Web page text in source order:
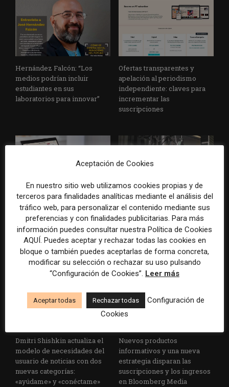
Hernández Falcón: “Los
medios podrían incluir
estudiantes en sus
laboratorios para innovar”
Ofertas transparentes y
apelación al periodismo
independiente: claves para
incrementar las
suscripciones
Claves para adaptar la
estrategia de suscripciones a
una coyuntura de
inestabilidad económica
Una encuesta desvela las
principales causas que
demoran la transformación
digital en medios de
Iberoamérica
Dmitri Shishkin actualiza el
modelo de necesidades del
usuario de noticias con dos
nuevas categorías:
«ayúdame» y «conéctame»
Nuevos productos
informativos y una nueva
estrategia disparan las
suscripciones y los ingresos
en Bloomberg Media
Aceptación de Cookies
En nuestro sitio web utilizamos cookies propias y de
terceros para finalidades analíticas mediante el análisis del
tráfico web, para personalizar el contenido mediante sus
preferencias y con finalidades publicitarias. Para más
información puedes consultar nuestra Política de Cookies
AQUÍ. Puedes aceptar y rechazar todas las cookies en
bloque o también puedes aceptarlas de forma concreta,
modificar su selección o rechazar su uso pulsando
“Configuración de Cookies”. Leer más
Aceptar todas Rechazar todas
Configuración de
Cookies